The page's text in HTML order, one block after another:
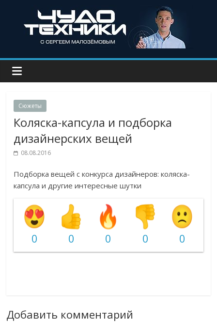
Сюжеты
Коляска-капсула и подборка
дизайнерских вещей
08.08.2016
Подборка вещей с конкурса дизайнеров: коляска-
капсула и другие интересные шутки
0 0 0 0 0
Добавить комментарий